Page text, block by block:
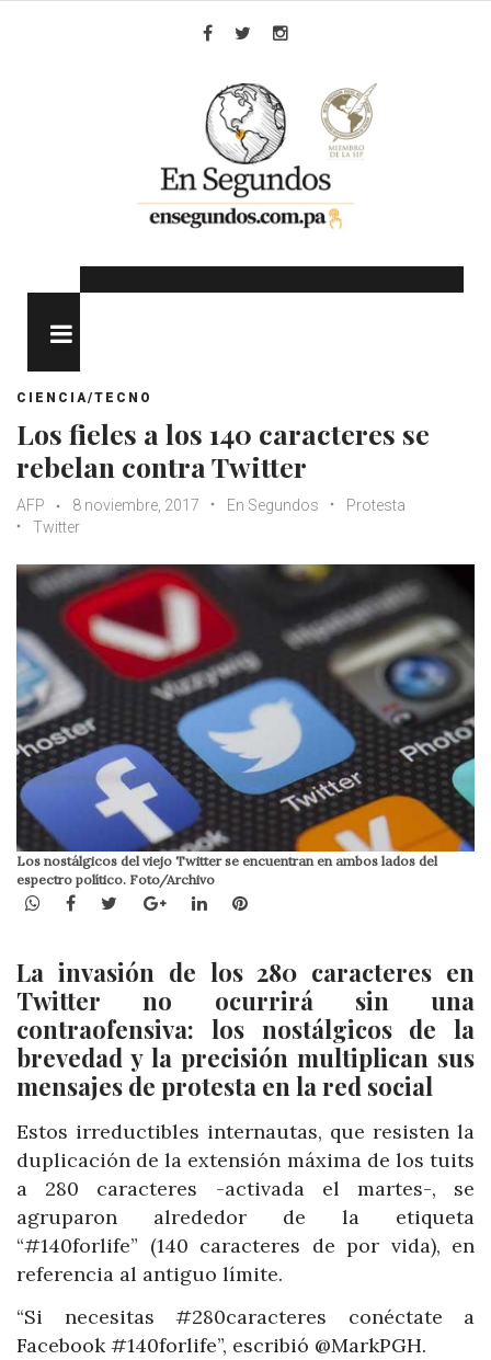
CIENCIA/TECNO
Los fieles a los 140 caracteres se
rebelan contra Twitter
AFP 8 noviembre, 2017 En Segundos
Protesta
Twitter
Los nostálgicos del viejo Twitter se encuentran en ambos lados del
espectro político. Foto/Archivo
WhatsApp
Facebook
TwitterGoogle+LinkedInPinterest
La invasión de los 280 caracteres en
Twitter no ocurrirá sin una
contraofensiva: los nostálgicos de la
brevedad y la precisión multiplican sus
mensajes de protesta en la red social
Estos irreductibles internautas, que resisten la
duplicación de la extensión máxima de los tuits
a 280 caracteres -activada el martes-, se
agruparon alrededor de la etiqueta
“#140forlife” (140 caracteres de por vida), en
referencia al antiguo límite.
“Si necesitas #280caracteres conéctate a
Facebook #140forlife”, escribió @MarkPGH.